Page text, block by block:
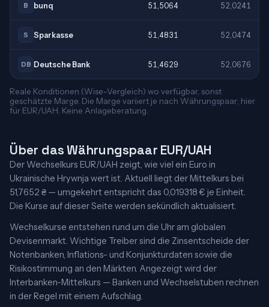
B bunq 51,5064 52,0241
S Sparkasse 51,4831 52,0474
DB Deutsche Bank 51,4629 52,0676
Reale Konditionen (Wise-Vergleich) wo verfügbar, sonst
geschätzte Marge. Die Marge variiert je nach Währungspaar; hier
für EUR/UAH. Keine Anlageberatung.
Über das Währungspaar EUR/UAH
Der Wechselkurs EUR/UAH zeigt, wie viel ein Euro in
Ukrainische Hrywnja wert ist. Aktuell liegt der Mittelkurs bei
51,7652 ₴ — umgekehrt entspricht das 0,019318 € je Einheit.
Die Kurse auf dieser Seite werden sekündlich aktualisiert.
Wechselkurse entstehen rund um die Uhr am globalen
Devisenmarkt. Wichtige Treiber sind die Zinsentscheide der
Notenbanken, Inflations- und Konjunkturdaten sowie die
Risikostimmung an den Märkten. Angezeigt wird der
Interbanken-Mittelkurs — Banken und Wechselstuben rechnen
in der Regel mit einem Aufschlag.